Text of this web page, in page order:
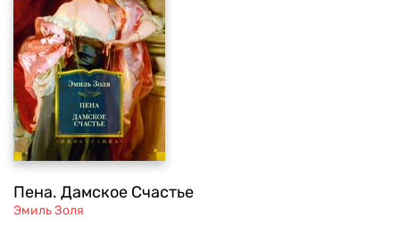
Пена. Дамское Счастье
Эмиль Золя